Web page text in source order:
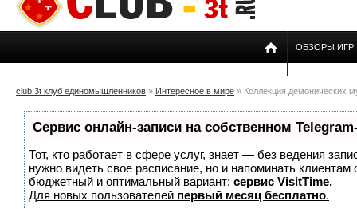
ОБЗОРЫ ИГР
club 3t клуб единомышленников » Интересное в мире » Коллекция демонических
Сервис онлайн-записи на собственном
Тот, кто работает в сфере услуг, знает — без ведения
нужно видеть свое расписание, но и напоминать
бюджетный и оптимальный вариант: сервис VisitTime.
Для новых пользователей первый месяц бесплатно.